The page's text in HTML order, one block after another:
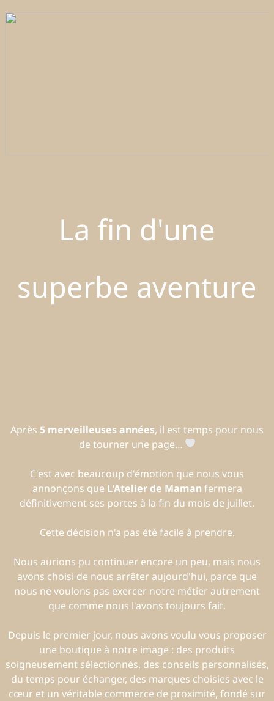
La fin d'une
superbe aventure
Après 5 merveilleuses années, il est temps pour nous
de tourner une page…
C'est avec beaucoup d'émotion que nous vous
annonçons que L'Atelier de Maman fermera
définitivement ses portes à la fin du mois de juillet.
Cette décision n'a pas été facile à prendre.
Nous aurions pu continuer encore un peu, mais nous
avons choisi de nous arrêter aujourd'hui, parce que
nous ne voulons pas exercer notre métier autrement
que comme nous l'avons toujours fait.
Depuis le premier jour, nous avons voulu vous proposer
une boutique à notre image : des produits
soigneusement sélectionnés, des conseils personnalisés,
du temps pour échanger, des marques choisies avec le
cœur et un véritable commerce de proximité, fondé sur